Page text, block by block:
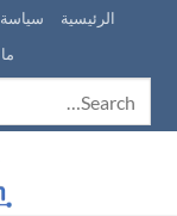
content
الرئيسية سياسة